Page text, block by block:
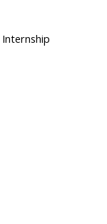
Internship